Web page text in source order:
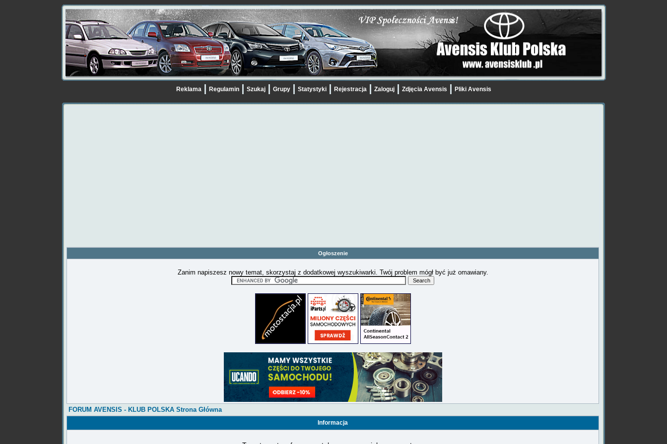
Reklama Regulamin Szukaj Grupy Statystyki Rejestracja Zaloguj Zdjęcia Avensis Pliki Avensis
Ogłoszenie
Zanim napiszesz nowy temat, skorzystaj z dodatkowej wyszukiwarki. Twój problem mógł być już omawiany.
FORUM AVENSIS - KLUB POLSKA Strona Główna
Informacja